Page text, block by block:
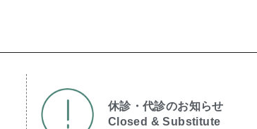
休診・代診のお知らせ
Closed & Substitute​